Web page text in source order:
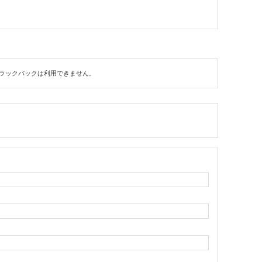
ックバックは利用できません。